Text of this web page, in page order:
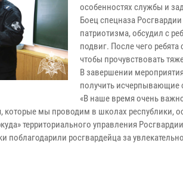
особенностях службы и
Боец спецназа
патриотизма, обсудил с
подвиг. После чего
чтобы прочувствовать
В завершении
получить исчерпывающие
«В наше время очень
которые мы проводим в школах республики,
территориального управления
поблагодарили росгвардейца за